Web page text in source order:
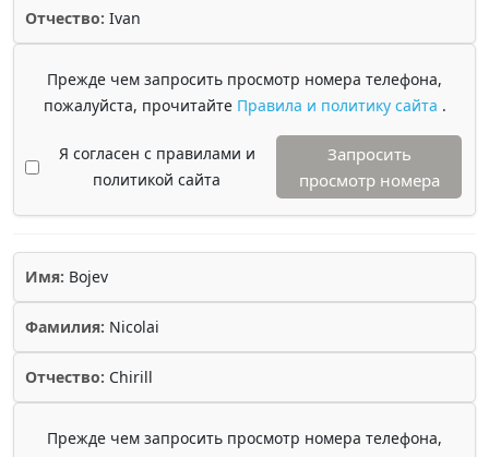
Отчество: Ivan
Прежде чем запросить просмотр номера телефона,
пожалуйста, прочитайте Правила и политику сайта .
Я согласен с правилами и
политикой сайта
Запросить
просмотр номера
Имя: Bojev
Фамилия: Nicolai
Отчество: Chirill
Прежде чем запросить просмотр номера телефона,